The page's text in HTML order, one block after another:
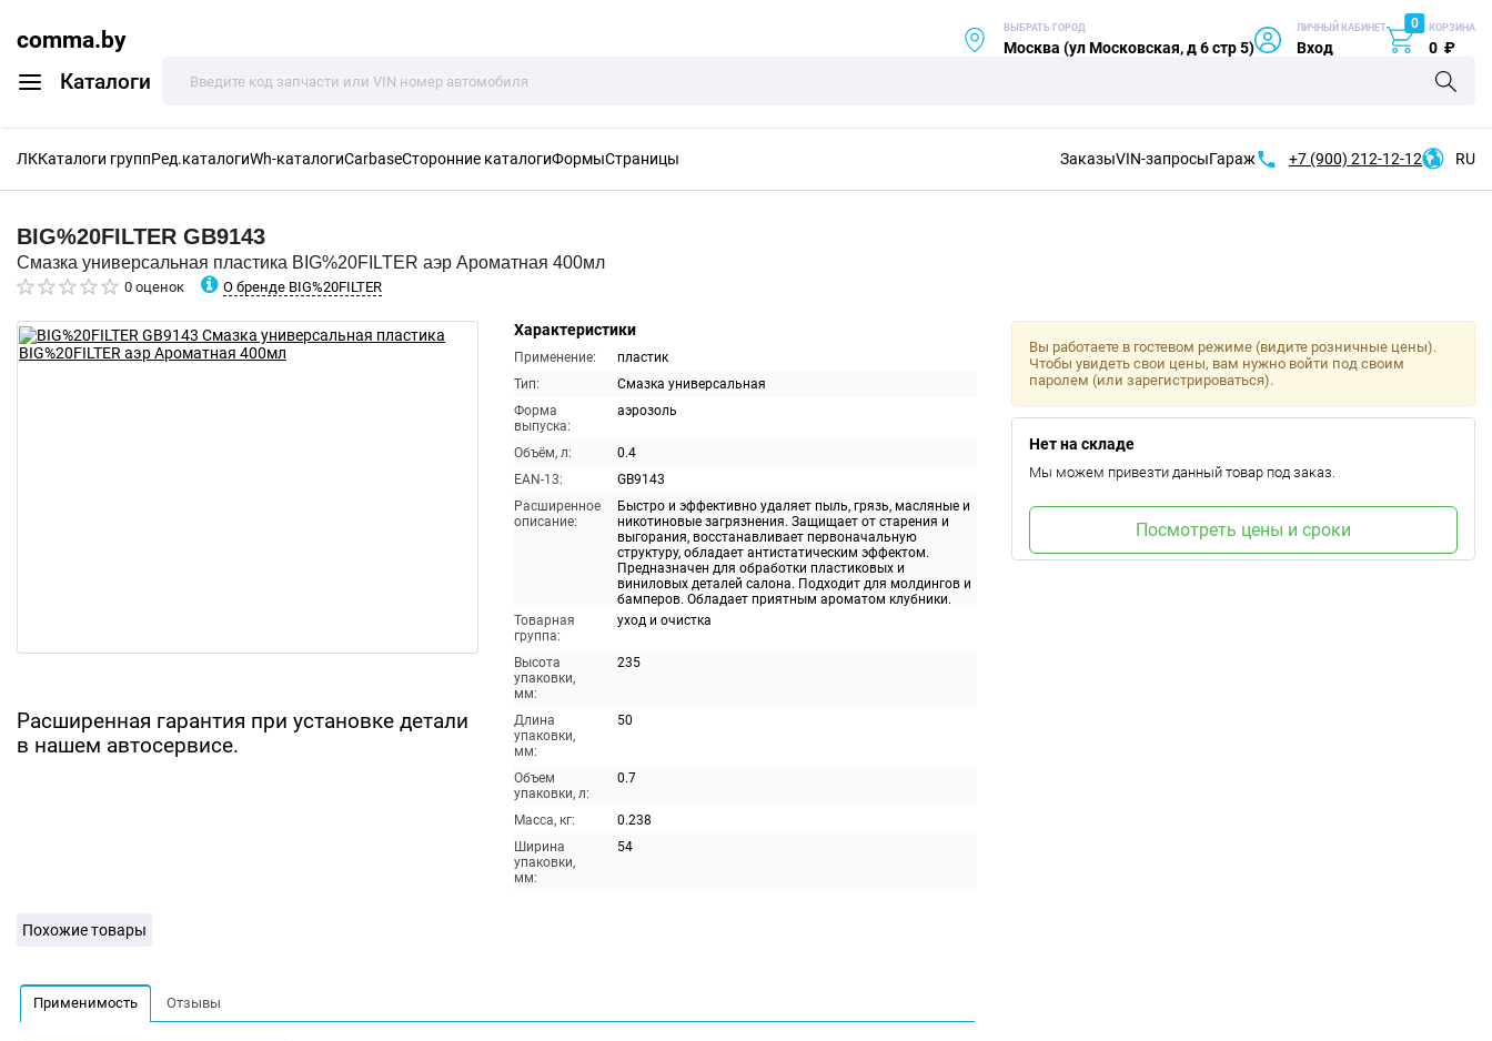
comma.by
Каталоги
ВЫБРАТЬ ГОРОД
Москва (ул Московская, д 6 стр 5)
ЛИЧНЫЙ КАБИНЕТ
Вход
0 КОРЗИНА
0 ₽
ЛККаталоги группРед.каталогиWh-каталогиCarbaseСторонние каталогиФормыСтраницы ЗаказыVIN-запросыГараж +7 (900) 212-12-12 RU
BIG%20FILTER GB9143
Смазка универсальная пластика BIG%20FILTER аэр Ароматная 400мл
0 оценок О бренде BIG%20FILTER
Расширенная гарантия при установке детали
в нашем автосервисе.
Характеристики
Применение:
пластик
Тип:
Смазка универсальная
Форма
выпуска:
аэрозоль
Объём, л:
0.4
EAN-13:
GB9143
Расширенное
описание:
Быстро и эффективно удаляет пыль, грязь, масляные и
никотиновые загрязнения. Защищает от старения и
выгорания, восстанавливает первоначальную
структуру, обладает антистатическим эффектом.
Предназначен для обработки пластиковых и
виниловых деталей салона. Подходит для молдингов и
бамперов. Обладает приятным ароматом клубники.
Товарная
группа:
уход и очистка
Высота
упаковки,
мм:
235
Длина
упаковки,
мм:
50
Объем
упаковки, л:
0.7
Масса, кг:
0.238
Ширина
упаковки,
мм:
54
Вы работаете в гостевом режиме (видите розничные цены).
Чтобы увидеть свои цены, вам нужно войти под своим
паролем (или зарегистрироваться).
Нет на складе
Мы можем привезти данный товар под заказ.
Посмотреть цены и сроки
Похожие товары
Применимость Отзывы